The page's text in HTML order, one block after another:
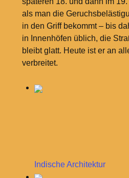
als man die
in den Griff bekommt – bis
in Innenhöfen üblich, die
bleibt glatt. Heute ist er an
verbreitet.
Indische Architektur